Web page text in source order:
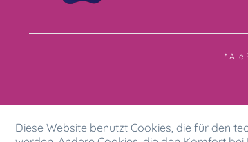
* Alle
Diese Website benutzt Cookies, die für den